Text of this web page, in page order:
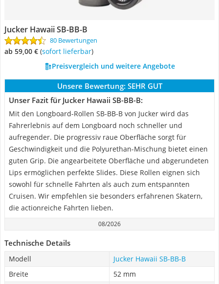
Jucker Hawaii SB-BB-B
80 Bewertungen
ab 59,00 € ( Sofort lieferbar)
Preisvergleich und weitere Angebote
Unsere Bewertung: SEHR GUT
Unser Fazit für Jucker Hawaii SB-BB-B:
Mit den Longboard-Rollen SB-BB-B von Jucker wird das
Fahrerlebnis auf dem Longboard noch schneller und
aufregender. Die progressiv raue Oberfläche sorgt für
Geschwindigkeit und die Polyurethan-Mischung bietet einen
guten Grip. Die angearbeitete Oberfläche und abgerundeten
Lips ermöglichen perfekte Slides. Diese Rollen eignen sich
sowohl für schnelle Fahrten als auch zum entspannten
Cruisen. Wir empfehlen sie besonders erfahrenen Skatern,
die actionreiche Fahrten lieben.
08/2026
Technische Details
Modell
Jucker Hawaii SB-BB-B
Breite
52 mm